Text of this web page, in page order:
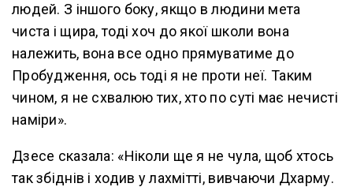
людей. З іншого боку, якщо в людини мета
чиста і щира, тоді хоч до якої школи вона
належить, вона все одно прямуватиме до
Пробудження, ось тоді я не проти неї. Таким
чином, я не схвалюю тих, хто по суті має нечисті
наміри».
Дзесе сказала: «Ніколи ще я не чула, щоб хтось
так збіднів і ходив у лахмітті, вивчаючи Дхарму.